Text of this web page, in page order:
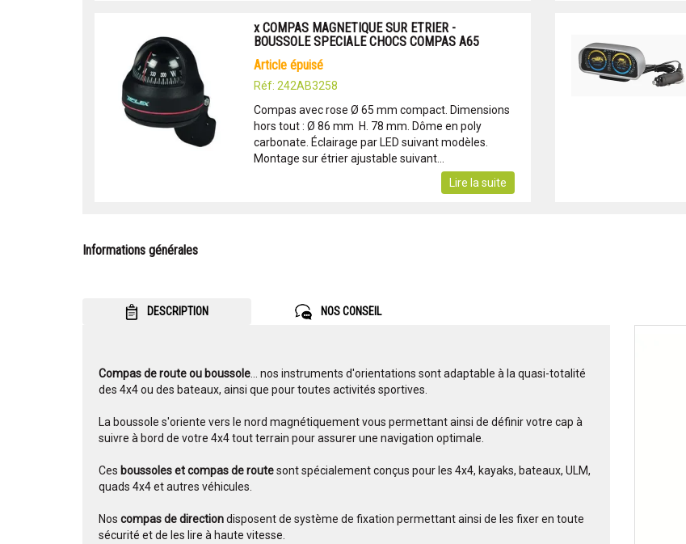
x COMPAS MAGNETIQUE SUR ETRIER -
BOUSSOLE SPECIALE CHOCS COMPAS A65
article épuisé
Réf: 242AB3258
Compas avec rose Ø 65 mm compact. Dimensions
hors tout : Ø 86 mm  H. 78 mm. Dôme en poly
carbonate. Éclairage par LED suivant modèles.
Montage sur étrier ajustable suivant...
Lire la suite
Informations générales
DESCRIPTION NOS CONSEIL
Compas de route ou boussole... nos instruments d'orientations sont adaptable à la quasi-totalité
des 4x4 ou des bateaux, ainsi que pour toutes activités sportives.
La boussole s'oriente vers le nord magnétiquement vous permettant ainsi de définir votre cap à
suivre à bord de votre 4x4 tout terrain pour assurer une navigation optimale.
Ces boussoles et compas de routesont spécialement conçus pour les 4x4, kayaks, bateaux, ULM,
quads 4x4 et autres véhicules.
Nos compas de directiondisposent de système de fixation permettant ainsi de les fixer en toute
sécurité et de les lire à haute vitesse.